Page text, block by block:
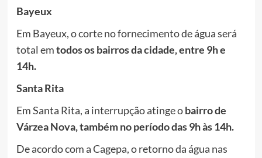
Bayeux
Em Bayeux, o corte no fornecimento de água será
total emtodos os bairros da cidade, entre 9h e
14h.
Santa Rita
Em Santa Rita, a interrupção atinge obairro de
Várzea Nova, também no período das 9h às 14h.
De acordo com a Cagepa, o retorno da água nas